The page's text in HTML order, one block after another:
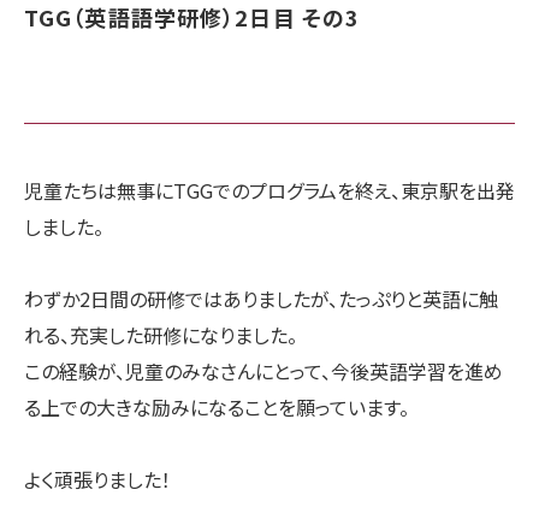
TGG（英語語学研修）2日目 その3
児童たちは無事にTGGでのプログラムを終え、東京駅を出発
しました。
わずか2日間の研修ではありましたが、たっぷりと英語に触
れる、充実した研修になりました。
この経験が、児童のみなさんにとって、今後英語学習を進め
る上での大きな励みになることを願っています。
よく頑張りました！